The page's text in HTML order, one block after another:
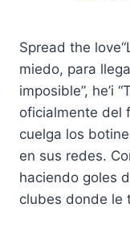
Spread the
miedo, para
imposible”, he’i
oficialmente del
cuelga los
en sus redes.
haciendo goles
clubes donde le